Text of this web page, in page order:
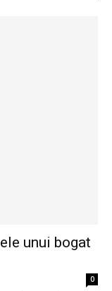
unui bogat
0